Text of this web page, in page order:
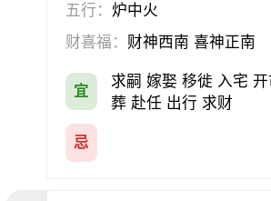
五行： 炉中火
财喜福： 财神西南 喜神正南
宜
求嗣 嫁娶 移徙 入宅
葬 赴任 出行 求财
忌